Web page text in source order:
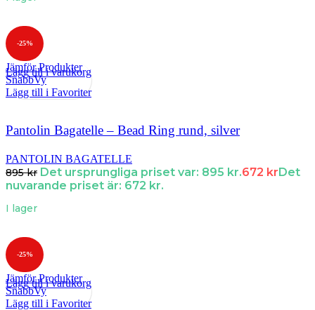
-25%
Jämför Produkter
SnabbVy
Lägg till i Favoriter
Lägg till i varukorg
Pantolin Bagatelle – Bead Ring rund, silver
PANTOLIN BAGATELLE
895kr Det ursprungliga priset var: 895 kr.672 krDet
nuvarande priset är: 672 kr.
I lager
-25%
Jämför Produkter
SnabbVy
Lägg till i Favoriter
Lägg till i varukorg